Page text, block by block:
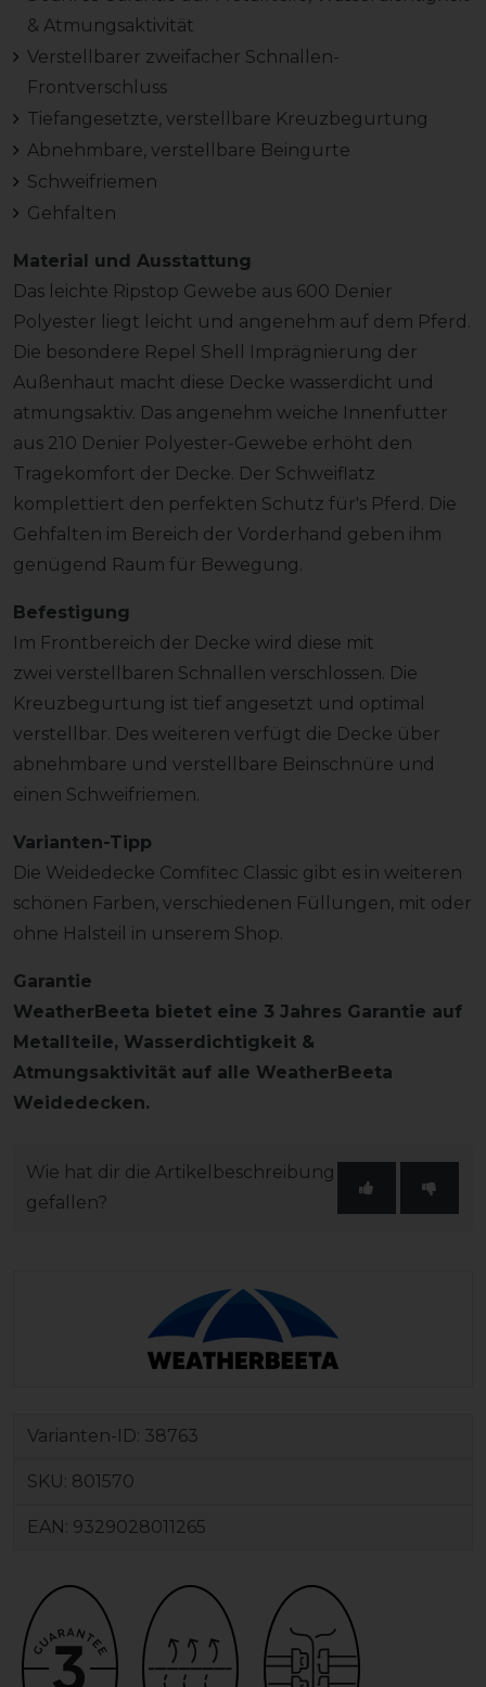
& Atmungsaktivität
Verstellbarer zweifacher Schnallen-
Frontverschluss
Tiefangesetzte, verstellbare Kreuzbegurtung
Abnehmbare, verstellbare Beingurte
Schweifriemen
Gehfalten
Material und Ausstattung
Das leichte Ripstop Gewebe aus 600 Denier
Polyester liegt leicht und angenehm auf dem Pferd.
Die besondere Repel Shell Imprägnierung der
Außenhaut macht diese Decke wasserdicht und
atmungsaktiv. Das angenehm weiche Innenfutter
aus 210 Denier Polyester-Gewebe erhöht den
Tragekomfort der Decke. Der Schweiflatz
komplettiert den perfekten Schutz für's Pferd. Die
Gehfalten im Bereich der Vorderhand geben ihm
genügend Raum für Bewegung.
Befestigung
Im Frontbereich der Decke wird diese mit
zwei verstellbaren Schnallen verschlossen. Die
Kreuzbegurtung ist tief angesetzt und optimal
verstellbar. Des weiteren verfügt die Decke über
abnehmbare und verstellbare Beinschnüre und
einen Schweifriemen.
Varianten-Tipp
Die Weidedecke Comfitec Classic gibt es in weiteren
schönen Farben, verschiedenen Füllungen, mit oder
ohne Halsteil in unserem Shop.
Garantie
WeatherBeeta bietet eine 3 Jahres Garantie auf
Metallteile, Wasserdichtigkeit &
Atmungsaktivität auf alle WeatherBeeta
Weidedecken.
Wie hat dir die Artikelbeschreibung
gefallen?
Varianten-ID: 38763
SKU: 801570
EAN: 9329028011265